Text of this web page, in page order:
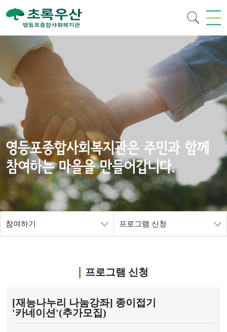
영등포종합사회복지관은 주민과 함께
참여하는 마을을 만들어갑니다.
참여하기 프로그램 신청
프로그램 신청
[재능나누리 나눔강좌] 종이접기
'카네이션'(추가모집)